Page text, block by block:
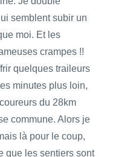
semblent subir un
moi. Et les
crampes !!
quelques traileurs
minutes plus loin,
du 28km
commune. Alors je
là pour le coup,
que les sentiers sont